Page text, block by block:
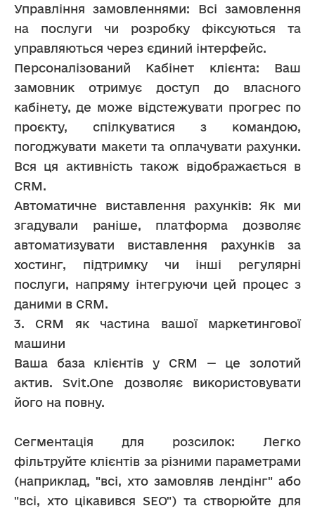
Управління замовленнями: Всі замовлення
на послуги чи розробку фіксуються та
управляються через єдиний інтерфейс.
Персоналізований Кабінет клієнта: Ваш
замовник отримує доступ до власного
кабінету, де може відстежувати прогрес по
проєкту, спілкуватися з командою,
погоджувати макети та оплачувати рахунки.
Вся ця активність також відображається в
CRM.
Автоматичне виставлення рахунків: Як ми
згадували раніше, платформа дозволяє
автоматизувати виставлення рахунків за
хостинг, підтримку чи інші регулярні
послуги, напряму інтегруючи цей процес з
даними в CRM.
3. CRM як частина вашої маркетингової
машини
Ваша база клієнтів у CRM — це золотий
актив. Svit.One дозволяє використовувати
його на повну.
Сегментація для розсилок: Легко
фільтруйте клієнтів за різними параметрами
(наприклад, "всі, хто замовляв лендінг" або
"всі, хто цікавився SEO") та створюйте для